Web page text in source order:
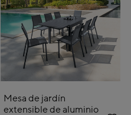
Mesa de jardín
extensible de aluminio